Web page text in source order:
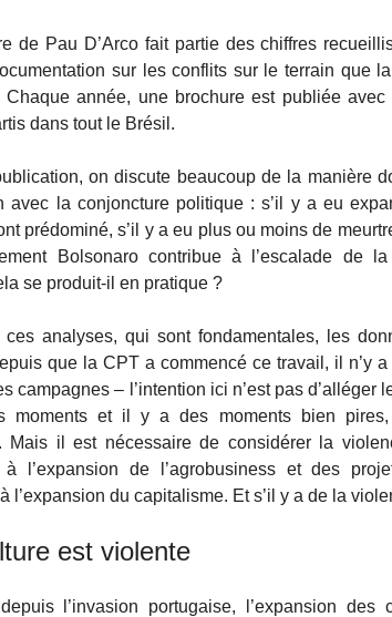
de Pau D’Arco fait partie des chiffres
sur les conflits sur le terrain que
Chaque année, une brochure est publiée
dans tout le Brésil.
on discute beaucoup de la manière
avec la conjoncture politique : s’il y a eu
prédominé, s’il y a eu plus ou moins de
Bolsonaro contribue à l’escalade de
se produit-il en pratique ?
analyses, qui sont fondamentales, les
que la CPT a commencé ce travail, il n’y
campagnes – l’intention ici n’est pas d’alléger
moments et il y a des moments bien
Mais il est nécessaire de considérer la
à l’expansion de l’agrobusiness et des
l’expansion du capitalisme. Et s’il y a de la
est violente
l’invasion portugaise, l’expansion